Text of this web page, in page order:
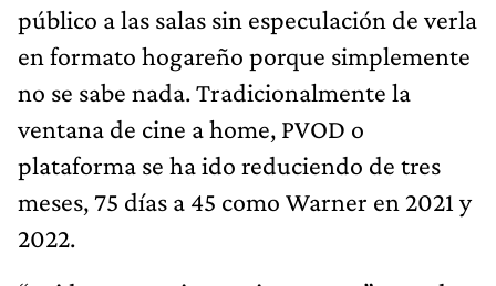
público a las salas sin especulación de verla
en formato hogareño porque simplemente
no se sabe nada. Tradicionalmente la
ventana de cine a home, PVOD o
plataforma se ha ido reduciendo de tres
meses, 75 días a 45 como Warner en 2021 y
2022.